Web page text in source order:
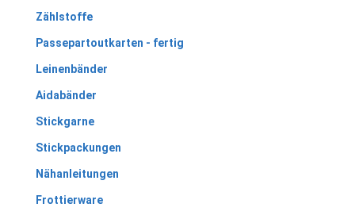
Zählstoffe
Passepartoutkarten - fertig
Leinenbänder
Aidabänder
Stickgarne
Stickpackungen
Nähanleitungen
Frottierware